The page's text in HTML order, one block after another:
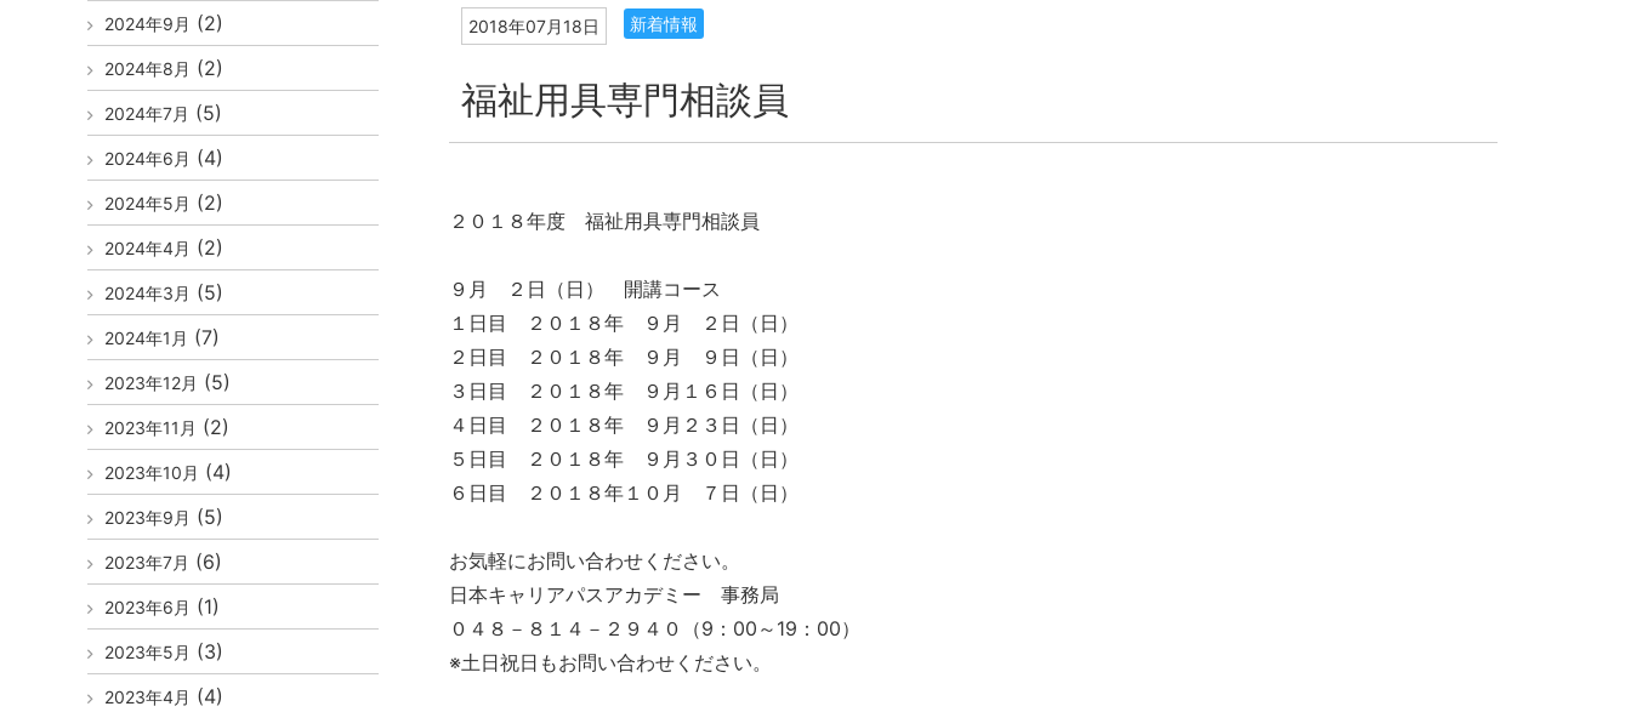
2018年07月18日 新着情報
福祉用具専門相談員
２０１８年度 福祉用具専門相談員
９月 ２日（日） 開講コース
１日目 ２０１８年 ９月 ２日（日）
２日目 ２０１８年 ９月 ９日（日）
３日目 ２０１８年 ９月１６日（日）
４日目 ２０１８年 ９月２３日（日）
５日目 ２０１８年 ９月３０日（日）
６日目 ２０１８年１０月 ７日（日）
お気軽にお問い合わせください。
日本キャリアパスアカデミー 事務局
０４８－８１４－２９４０（9：00～19：00）
※土日祝日もお問い合わせください。
2024年9月 (2)
2024年8月 (2)
2024年7月 (5)
2024年6月 (4)
2024年5月 (2)
2024年4月 (2)
2024年3月 (5)
2024年1月 (7)
2023年12月 (5)
2023年11月 (2)
2023年10月 (4)
2023年9月 (5)
2023年7月 (6)
2023年6月 (1)
2023年5月 (3)
2023年4月 (4)